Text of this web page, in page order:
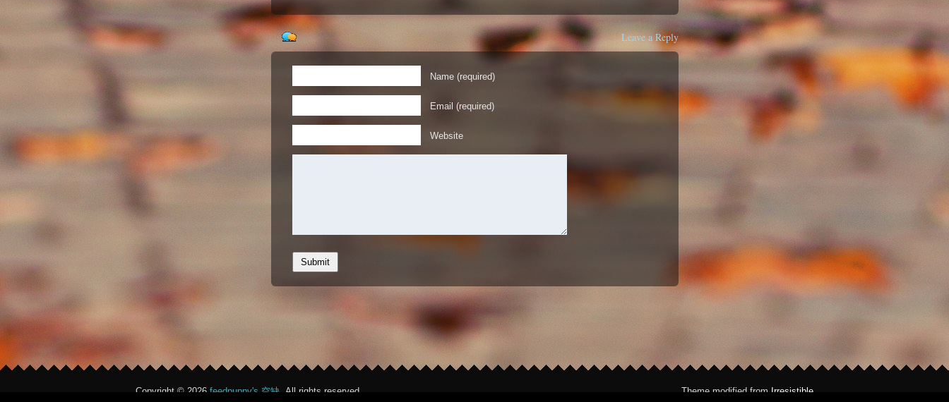
Leave a Reply
Name (required)
Email (required)
Website
Copyright © 2026 feedpuppy's 空缺 . All rights reserved. Theme modified from Irresistible